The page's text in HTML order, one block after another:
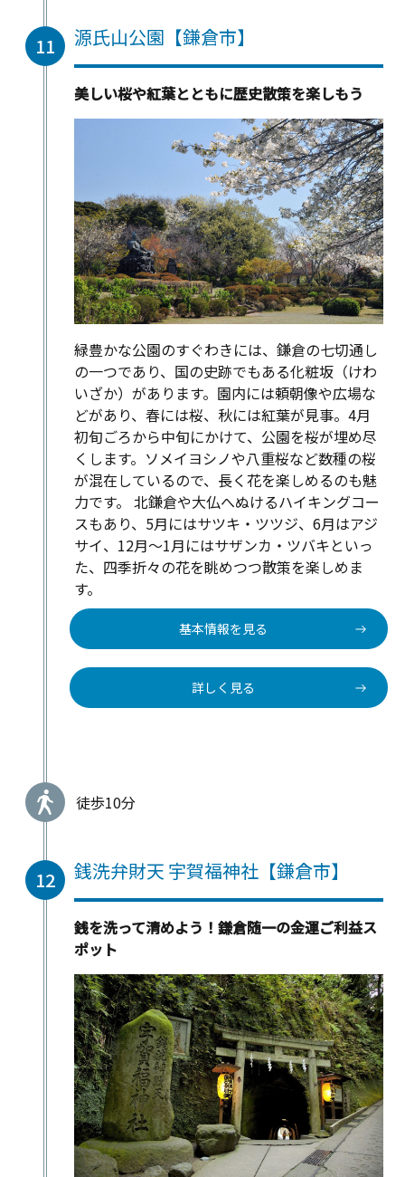
11 源氏山公園【鎌倉市】
美しい桜や紅葉とともに歴史散策を楽しもう
緑豊かな公園のすぐわきには、鎌倉の七切通し
の一つであり、国の史跡でもある化粧坂（けわ
いざか）があります。園内には頼朝像や広場な
どがあり、春には桜、秋には紅葉が見事。4月
初旬ごろから中旬にかけて、公園を桜が埋め尽
くします。ソメイヨシノや八重桜など数種の桜
が混在しているので、長く花を楽しめるのも魅
力です。 北鎌倉や大仏へぬけるハイキングコー
スもあり、5月にはサツキ・ツツジ、6月はアジ
サイ、12月～1月にはサザンカ・ツバキといっ
た、四季折々の花を眺めつつ散策を楽しめま
す。
基本情報を見る
詳しく見る
徒歩10分
12 銭洗弁財天 宇賀福神社【鎌倉市】
銭を洗って清めよう！鎌倉随一の金運ご利益ス
ポット